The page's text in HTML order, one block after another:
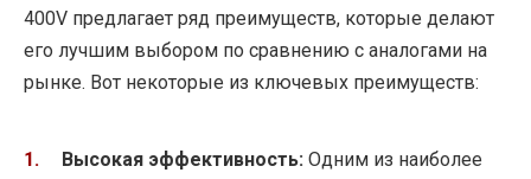
400V предлагает ряд преимуществ, которые делают
его лучшим выбором по сравнению с аналогами на
рынке. Вот некоторые из ключевых преимуществ:
Высокая эффективность: Одним из наиболее